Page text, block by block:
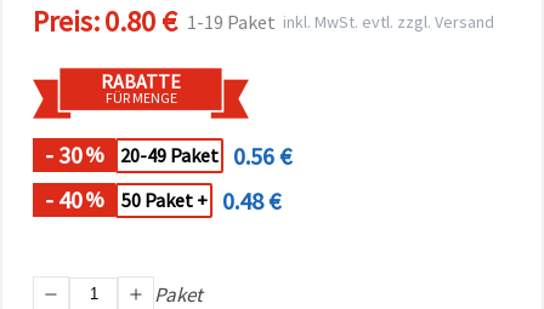
Cookies
akzeptieren,
oder Ihre
Auswahl in
individuell
festlegen.
Ihre
Einwilligung
Preis:0.80 € 1-19 Paket inkl. MwSt. evtl. zzgl. Versand
RABATTE
FÜR MENGE
- 30% 20-49 Paket
0.56 €
- 40% 50 Paket + 0.48 €
Paket